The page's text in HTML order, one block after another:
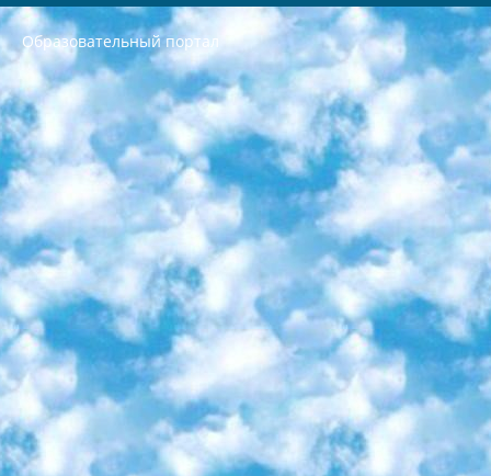
Образовательный портал
РЕСПУБЛИКА УЗБЕКИСТАН МИНИСТРЕРСТВО ДОШКОЛЬНОГО И ШКОЛЬНОГО ОБРАЗОВАНИЯ КОМАНДА в общеобразовательных учреждениях в 2023-2024 учебном году организация и проведение итоговой государственной аттестации обучающихся о Министра дошкольного и школьного образования Республики Узбекистан от 4 марта 2008 года (постановлением Минюста от 20 марта 2008 года № 1778 государственной регистрации) «Итоговое состояние учащихся общего среднего образования на основании положения об утверждении положения об аттестации общего среднего образования выпускной экзамен студентов в образовательных учреждениях в 2023-2024 учебном году В целях организации и прохождения аттестации приказываю: 1. Следующее: перечень предметов, по которым будет проводиться итоговая государственная аттестация и экзамен формы перевода согласно приложению 1; сертификаты международного образца, оценивающие уровень владения иностранными языками перечень согласно приложению 2; 2. Педагогический при специализированных образовательных учреждениях. научно-практический центр квалификации и международной оценки (Д.Давидова) 2024 г. До 25 марта: задания по предметам, по которым будет проводиться итоговая аттестация разработка и утверждение технических условий; итоговая аттестация на основании разработанного предметного задания разработка вопросов по предметам (устно и письменно), экзамен передача; общеобразовательные средние школы и специальные учебные заведения учащиеся выпускных классов школ и интернатов в агентской системе подготовка базы данных экзаменационных материалов и критериев оценки; перевод базы экзаменационных материалов на все языки обучения подать в Республиканский образовательный центр для изготовления; варианты экзаменов на основе разработанных контрольных материалов пусть будут поставлены задачи формирования. 3. Республиканский образовательный центр (Ш.Худайкулов) до 5 апреля 2024 года. до: база данных предоставленных экзаменационных материалов на все языки обучения перевод и экспертиза; для слепых, слабовидящих, глухих, слабослышащих и умственно отсталых детей учащиеся выпускных классов специализированных школ и школ-интернатов база данных экзаменационных материалов на всех преподаваемых языках подготовка критериев оценки; специализированные школы для умственно отсталых детей и технологии для учащихся выпускных классов школ-интернатов разработка соответствующих рекомендаций и критериев проведения ЕГЭ по естествознанию давать задания. 4. Педагогический при специализированных образовательных учреждениях. Научно-практический центр навыков и международной оценки (Д.Давидова), Республика образовательный центр (Худайкулов Ш.) итоговый государственный аттестационный экзамен ориентирован на творческое и логическое мышление при подготовке базы материалов учитывать введение заданий. 5. Следует отметить, что: сертификат государственного образца о знании общеобразовательного предмета и как минимум национальный уровень B1 по предметам на иностранных языках, указанным в Приложении 2. или международно признанный сертификат эквивалентного уровня студенты, изучающие определенный предмет, освобождаются от экзамена; по соответствующим предметам запланирована итоговая государственная аттестация за день до дня, путем жеребьевки Рабочей группой (в письменной форме по предметам, проводимым в форме) из числа сформированных вариантов выбрано 2 варианта; 2 выбранных варианта экзамена анонсированы на официальном сайте министерства и все выпускники по всей стране на основе этих вариантов проводит итоговую государственную аттестацию. 6. Государственное образование учащихся средних общеобразовательных учреждений. знания в соответствии с квалификационными требованиями, которые необходимо приобрести на основании стандартов итоговый (выпускной) контроль для 9 и 11 классов в целях тестирования Экзамены (далее – экзамены) состоят из предметов, перечисленных в приложении 1. будет сделано. 7. Экзамены пройдут с 26 мая по 15 июня 2024 г. (кроме науки физического воспитания). 8. Физическая для учащихся 9 классов общесредних образовательных учреждений. Экзамены по предмету «Образование, квалификация медицина» 1-6 мая 2024 года. сотрудники перевести под присмотр (с отклонениями в физическом или умственном развитии) специализированная школа для детей, школы-интернаты и со сколиозом школы-интернаты санаторного типа для больных детей исключены). 9. Он был слепым, слабовидящим и имел нарушения опорно-двигательного аппарата. экзамены в специализированных школах и интернатах для детей должны проводиться исходя из требований, предъявляемых к общеобразовательным учреждениям (физкультура кроме науки). 10. Специализированная школа для глухих и слабослышащих детей. и экзамены в интернатах и быть реализован в виде письменного теста по математике. 11. Специальность для умственно отсталых детей. Для 9 класса Родной язык и литературное письмо Государственный язык (язык обучения – узбекский). для неклассов) написано Математическое письмо Письменная/устная история Узбекистана Физическое воспитание практично Итоговый контроль Для 11 класса Написание родного языка и литературы (эссе) Математическое письмо Узбекский язык (обучение на узбекском языке) не посещающее общее среднее образование для учреждений)/Образовательное учреждение выбор письменный и устный Иностранный язык письменный/устный Письменная/устная история Узбекистана *По выбору студента:  Химия  Физика  Основы государственного права  География 10 бесплатных образовательных ресурсов - Мы составили подборку онлайн-проектов с интерактивными упражнениями, видеолекциями и статьями. Они помогут вам обрести новые и освежить старые знания бесплатно. 1. «ИНТУИТ» Старейшая образовательная площадка Рунета. Здесь вы найдёте сотни текстовых и видеокурсов на десятки различных тем — от программирования до психологии. Многие курсы подготовлены российскими университетами и крупными международными компаниями вроде Intel и Microsoft. Самостоятельное обучение бесплатное, но желающие могут оплатить услуги персональных наставников. 2. «Смартия» знакомит с актуальными профессиями и подсказывает, как им обучаться. Выбрав заинтересовавшую вас специальность — SMM-специалист, фотограф, веб-дизайнер или другую, — увидите список необходимых для неё умений. Чтобы вы могли освоить их самостоятельно, для каждого умения площадка отображает подборку ссылок на учебные материалы. Хотя «Смартия» ориентируется на русскоязычную аудиторию, часть контента всё же доступна только на английском. 3. «Лекторий Физтеха» Проект Московского физико-технического института (Физтеха). С его помощью вы можете смотреть онлайн серии лекций, записанные на видео в этом вузе. В числе доступных предметов — физика, биология, химия, информационные технологии и другие. К некоторым лекциям администрация ресурса прилагает готовые конспекты, которые можно скачивать в PDF-формате. 4. ITMOcourses Онлайн-площадка Санкт-Петербургского национального исследовательского университета информационных технологий, механики и оптики (ИТМО). Ресурс предоставляет свободный доступ к курсам, разработанным в этом вузе. Каталог материалов разбит на четыре категории: «Оптические системы и технологии», «Приборостроение и робототехника», «Информационные технологии» и «Биотехнологии». Курсы состоят из видеолекций, интерактивных демонстраций и заданий. 5. «КиберЛенинка» Электронная научная библиотека открытого доступа. Каталог площадки регулярно обрастает текстами статей из различных научных изданий. Сгруппированные по журналам и рубрикам публикации можно читать онлайн или скачивать целиком в PDF-формате. Проект нацелен на популяризацию науки за счёт открытого доступа к качественной информации. 6. «ПостНаука» На этом ресурсе публикуют подборки видеолекций, составленные экспертами из разных отраслей и объединённые общими темами. Среди них, к примеру, есть серии «Биоинформатика и геномика», «Культура средневековой Скандинавии» и Cinema Studies о теории кино. Каждая подборка лекций — логически связанная история, рассказанная экспертом от первого лица. Кроме того, на сайте появляются научно-образовательные статьи и тесты на разные темы. 7. «Newочём» Команда проекта «Newочём» отбирает самые интересные тексты из англоязычных СМИ и переводит те из них, за которые голосуют участники сообщества «ВКонтакте». По большей части это научно-популярные статьи. Редакторы придумывают лишь заголовки, в остальном содержание переводов соответствует оригиналам. Полные тексты можно читать прямо в социальной сети. 8. InternetUrok Онлайн-база материалов по основным дисциплинам школьной программы. Информация на сайте структурирована по классам, предметам и темам (урокам). Каждый урок состоит из видеолекций и конспектов. Есть также интерактивные тренажёры и тесты для закрепления пройденного материала. Даже если вы давно окончили школу, возможность повторить программу старших классов всегда может пригодиться. 9. Edutainme Ещё один ресурс об образовании. В отличие от Newtonew, как мне кажется, Edutainme больше ориентируется на представителей индустрии: педагогов, предпринимателей, разработчиков образовательных проектов. Но и любой, кто просто стремится к саморазвитию, найдёт на сайте много полезного и интересного для себя. Например, информацию о новых курсах и образовательных сервисах. 10. Newtonew Онлайн-медиа об образовании и обучении в широком смысле. Авторы Newtonew пишут об инструментах, заведениях, тактиках и стратегиях, которые помогают учить других и получать новые знания самостоятельно. На этой площадке вы найдёте новости, обзоры, аналитические мат